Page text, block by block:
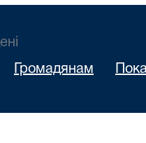
Громадянам